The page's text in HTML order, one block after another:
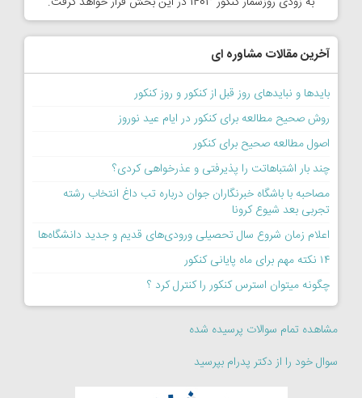
آخرین مقالات مشاوره ای
بایدها و نبایدهای روز قبل از کنکور و روز کنکور
روش صحیح مطالعه برای کنکور در ایام عید نوروز
اصول مطالعه صحیح برای کنکور
چند بار اشتباهاتت را پذیرفتی و عذرخواهی کردی؟
مصاحبه با باشگاه خبرنگاران جوان درباره تب داغ انتخاب رشته
تجربی بعد شیوع کرونا
اعلام زمان شروع سال تحصیلی ورودی‌های قدیم و جدید دانشگاه‌ها
۱۴ نکته مهم برای ماه پایانی کنکور
چگونه میتوان استرس کنکور را کنترل کرد ؟
مشاهده تمام سوالات پرسیده شده
سوال خود را از دکتر پدرام بپرسید